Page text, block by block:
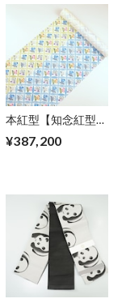
本紅型【知念紅型研
究所】知念冬馬作
七宝に花柄
¥387,200